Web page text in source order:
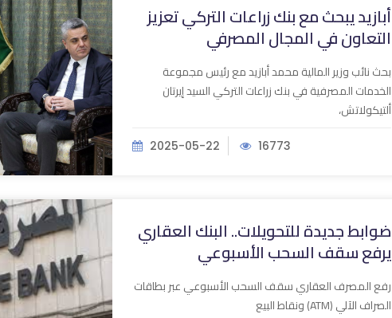
أبازيد يبحث مع بنك زراعات التركي تعزيز
التعاون في المجال المصرفي
بحث نائب وزير المالية محمد أبازيد مع رئيس مجموعة
الخدمات المصرفية في بنك زراعات التركي السيد إيرتان
ألتيكولاتش،
2025-05-22 16773
ضوابط جديدة للتحويلات.. البنك العقاري
يرفع سقف السحب الأسبوعي
رفع المصرف العقاري سقف السحب الأسبوعي عبر بطاقات
الصراف الآلي (ATM) ونقاط البيع